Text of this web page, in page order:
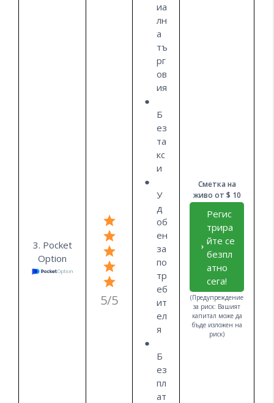
3. Pocket
Option
5/5
иа
лн
а
тъ
рг
ов
ия
Б
ез
та
кс
и
У
д
об
ен
за
по
тр
еб
ит
ел
я
Б
ез
пл
ат
Сметка на
живо от $ 10
Регис
трира
йте се
безпл
атно
сега!
(Предупреждение
за риск: Вашият
капитал може да
бъде изложен на
риск)